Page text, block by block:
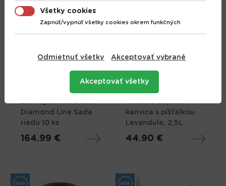
Berlingerhaus Granit
Diamond Line Sada
riadu 10 ks
164.99 €
Metalac Čajová
kanvica s píšťalkou
Levandule, 2,5L
44.90 €
Všetky cookies
Zapnúť/vypnúť všetky cookies okrem funkčných
Odmietnuť všetky Akceptovať vybrané
Akceptovať všetky